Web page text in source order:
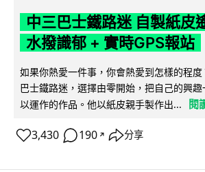
中三巴士鐵路迷 自製紙皮
水撥識郁 + 實時GPS報站
如果你熱愛一件事，你會熱愛到怎樣的程
巴士鐵路迷，選擇由零開始，把自己的興
以運作的作品。他以紙皮親手製作出...
閱
3,430 190 ↗ 分享